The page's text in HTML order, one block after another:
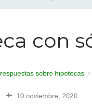
con
sobre hipotecas
10 noviembre, 2020